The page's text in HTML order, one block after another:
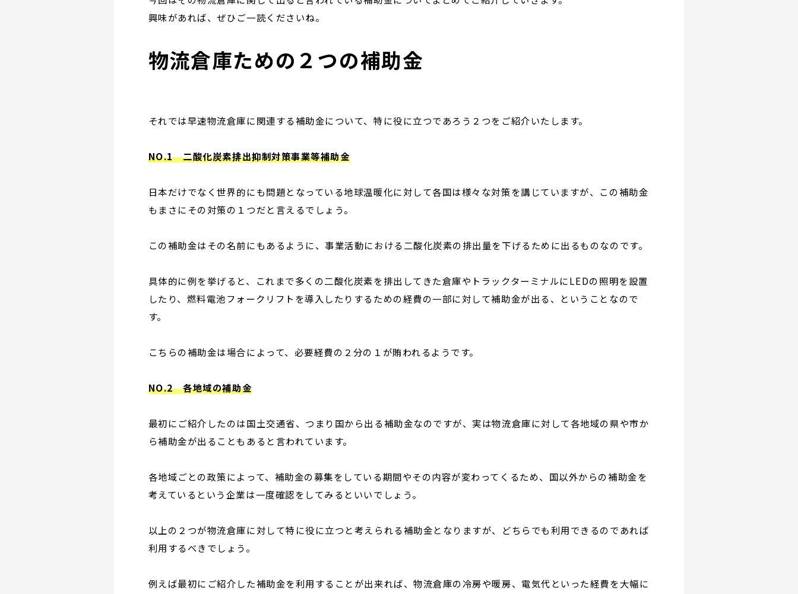
興味があれば、ぜひご一読くださいね。
物流倉庫ための２つの補助金
それでは早速物流倉庫に関連する補助金について、特に役に立つであろう２つをご紹介いたします。
NO.1 二酸化炭素排出抑制対策事業等補助金
日本だけでなく世界的にも問題となっている地球温暖化に対して各国は様々な対策を講じていますが、この補助金
もまさにその対策の１つだと言えるでしょう。
この補助金はその名前にもあるように、事業活動における二酸化炭素の排出量を下げるために出るものなのです。
具体的に例を挙げると、これまで多くの二酸化炭素を排出してきた倉庫やトラックターミナルにLEDの照明を設置
したり、燃料電池フォークリフトを導入したりするための経費の一部に対して補助金が出る、ということなので
す。
こちらの補助金は場合によって、必要経費の２分の１が賄われるようです。
NO.2 各地域の補助金
最初にご紹介したのは国土交通省、つまり国から出る補助金なのですが、実は物流倉庫に対して各地域の県や市か
ら補助金が出ることもあると言われています。
各地域ごとの政策によって、補助金の募集をしている期間やその内容が変わってくるため、国以外からの補助金を
考えているという企業は一度確認をしてみるといいでしょう。
以上の２つが物流倉庫に対して特に役に立つと考えられる補助金となりますが、どちらでも利用できるのであれば
利用するべきでしょう。
例えば最初にご紹介した補助金を利用することが出来れば、物流倉庫の冷房や暖房、電気代といった経費を大幅に